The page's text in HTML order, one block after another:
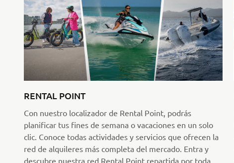
RENTAL POINT
Con nuestro localizador de Rental Point, podrás
planificar tus fines de semana o vacaciones en un solo
clic. Conoce todas actividades y servicios que ofrecen la
red de alquileres más completa del mercado. Entra y
descubre nuestra red Rental Point repartida por toda